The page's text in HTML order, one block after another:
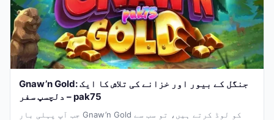
Gnaw’n Gold: جنگل کے بیور اور خزانے کی تلاش کا ایک
دلچسپ سفر – pak75
جب آپ پہلی بار Gnaw’n Gold کو لوڈ کرتے ہیں، تو سب سے